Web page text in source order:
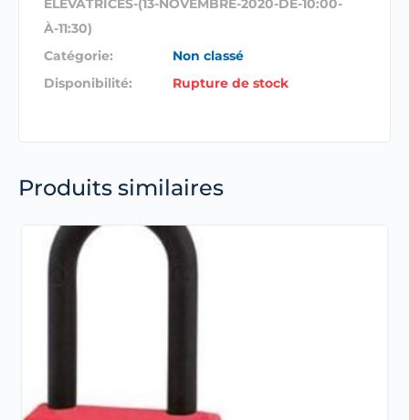
ÉLÉVATRICES-(13-NOVEMBRE-2020-DE-10:00-
À-11:30)
Catégorie:
Non classé
Disponibilité:
Rupture de stock
Produits similaires